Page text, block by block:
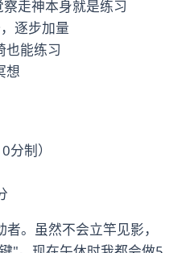
走神本身就是练习
逐步加量
也能练习
想
制）
。虽然不会立竿见影，